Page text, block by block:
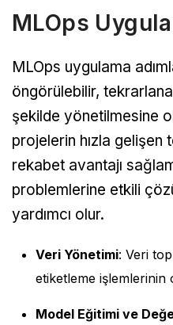
MLOps
MLOps uygulama
öngörülebilir,
şekilde yönetilmesine
projelerin hızla gelişen
rekabet avantajı
problemlerine etkili
yardımcı olur.
Veri Yönetimi: Veri
etiketleme işlemlerinin
Model Eğitimi ve